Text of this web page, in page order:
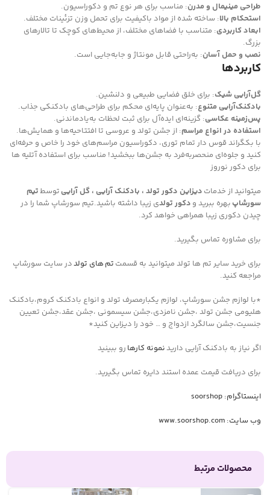
طراحی مینیمال و مدرن: مناسب برای هر نوع تم و دکوراسیون.
استحکام بالا: ساخته شده از مواد باکیفیت برای تحمل وزن تزئینات مختلف.
ابعاد کاربردی: متناسب با فضاهای مختلف، از محیط‌های کوچک تا تالارهای
بزرگ.
نصب و حمل آسان: به‌راحتی قابل مونتاژ و جابه‌جایی است.
کاربردها
گل‌آرایی شیک: برای خلق فضایی طبیعی و دلنشین.
بادکنک‌آرایی متنوع: به‌عنوان پایه‌ای محکم برای طراحی‌های بادکنکی جذاب.
پس‌زمینه عکاسی: گزینه‌ای ایده‌آل برای ثبت لحظات به‌یادماندنی.
استفاده در انواع مراسم: از جشن تولد و عروسی تا افتتاحیه‌ها و همایش‌ها.
با بکگراند قوس دار تمام توری، دکوراسیون مراسم‌های خود را خاص و حرفه‌ای
کنید و جلوه‌ای منحصربه‌فرد به جشن‌ها ببخشید! مناسب برای استفاده آتلیه ها
برای دکور نوروز
میتوانید از خدمات دیزاین دکور تولد ، بادکنک آرایی ، گل آرایی توسطتیم
سورشاپ بهره ببرید و دکور تولدی زیبا داشته باشید.تیم سورشاپ شما را در
چیدن دکوری زیبا همراهی خواهد کرد.
برای مشاوره تماس بگیرید.
برای خرید سایر تم ها تولد میتوانید به قسمت تم های تولددر سایت سورشاپ
مراجعه کنید.
*با لوازم جشن سورشاپ، لوازم یکبارمصرف تولد و انواع بادکنک کروم،بادکنک
هلیومی جشن تولد ،جشن نامزدی،جشن سیسمونی ،جشن عقد،جشن تعیین
جنسیت،جشن سالگرد ازدواج و … خود را دیزاین کنید*
اگر نیاز به بادکنک آرایی داریدنمونه کارها رو ببینید
برای دریافت قیمت عمده استند دایره تماس بگیرید.
اینستاگرام: soorshop
وب سایت: www.soorshop.com
محصولات مرتبط